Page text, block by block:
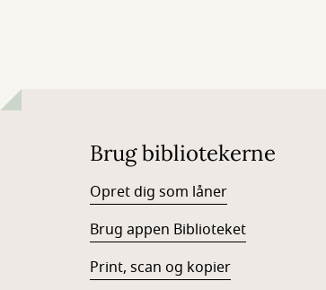
Brug bibliotekerne
Opret dig som låner
Brug appen Biblioteket
Print, scan og kopier